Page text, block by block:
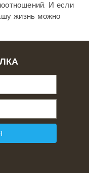
И если
жизнь можно